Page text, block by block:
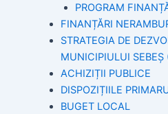
PROGRAM
FINANȚĂRI
STRATEGIA DE
MUNICIPIULUI SEBEȘ
ACHIZIȚII PUBLICE
DISPOZIȚIILE
BUGET LOCAL